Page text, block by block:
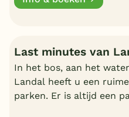
Last minutes van
In het bos, aan het
Landal heeft u een
parken. Er is altijd een